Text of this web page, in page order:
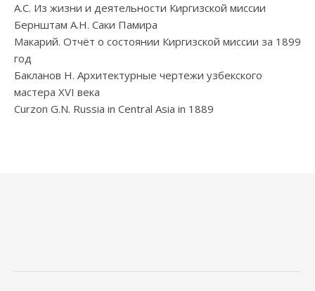
А.С. Из жизни и деятельности Киргизской миссии
Бернштам А.Н. Саки Памира
Макарий. Отчёт о состоянии Киргизской миссии за 1899
год
Бакланов Н. Архитектурные чертежи узбекского
мастера XVI века
Curzon G.N. Russia in Central Asia in 1889